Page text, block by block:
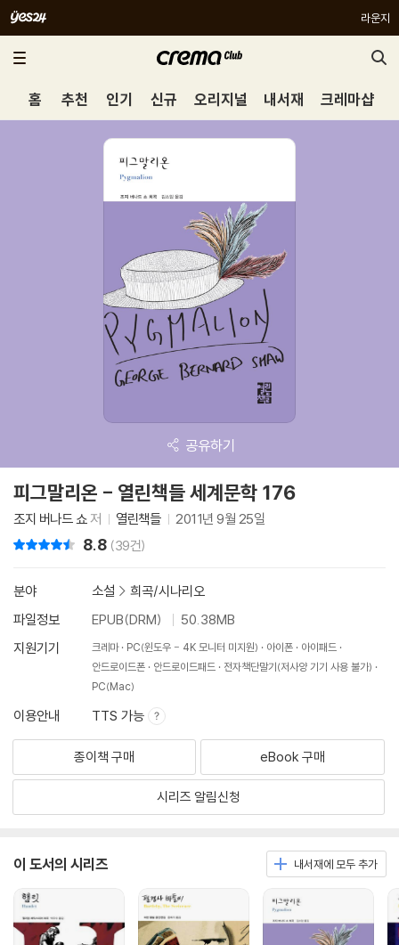
라운지
홈 추천 인기 신규 오리지널 내서재 크레마샵
공유하기
피그말리온 - 열린책들 세계문학 176
조지 버나드 쇼저 열린책들 2011년 9월 25일
8.8 (39건)
분야 소설 > 희곡/시나리오
파일정보
EPUB(DRM)
50.38MB
지원기기
크레마 PC(윈도우 - 4K 모니터 미지원) 아이폰
아이패드
안드로이드폰
안드로이드패드
전자책단말기(저사양 기기 사용 불가)
PC(Mac)
이용안내 TTS 가능
종이책 구매 eBook 구매
시리즈 알림신청
이 도서의 시리즈 내서재에 모두 추가